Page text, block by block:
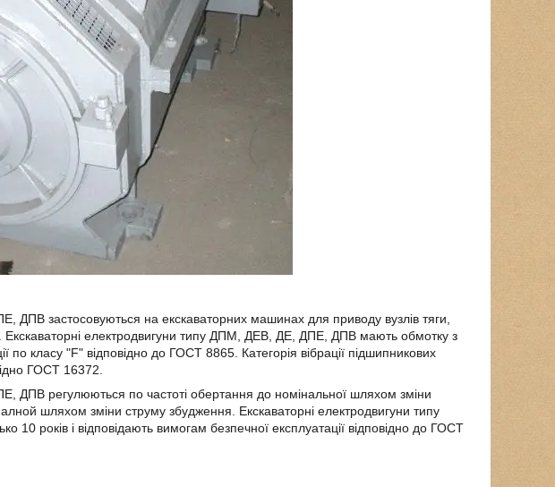
ДПВ застосовуються на екскаваторних машинах для приводу вузлів тяги,
Екскаваторні електродвигуни типу ДПМ, ДЕВ, ДЕ, ДПЕ, ДПВ мають обмотку з
по класу "F" відповідно до ГОСТ 8865. Категорія вібрації підшипникових
ГОСТ 16372.
ДПВ регулюються по частоті обертання до номінальної шляхом зміни
шляхом зміни струму збудження. Екскаваторні електродвигуни типу
років і відповідають вимогам безпечної експлуатації відповідно до ГОСТ